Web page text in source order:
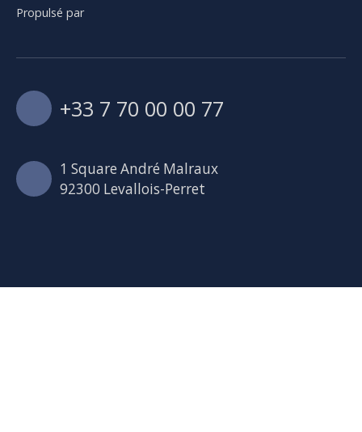
Propulsé par
+33 7 70 00 00 77
1 Square André Malraux
92300 Levallois-Perret